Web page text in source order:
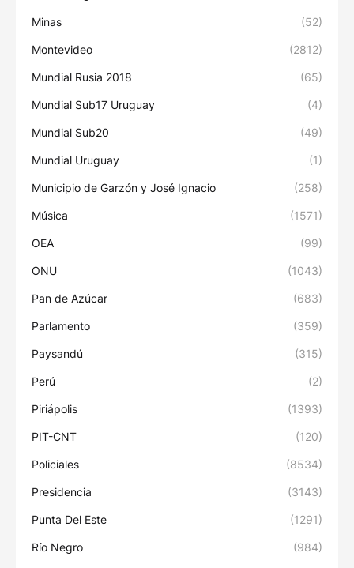
Minas (52)
Montevideo (2812)
Mundial Rusia 2018 (65)
Mundial Sub17 Uruguay (4)
Mundial Sub20 (49)
Mundial Uruguay (1)
Municipio de Garzón y José Ignacio (258)
Música (1571)
OEA (99)
ONU (1043)
Pan de Azúcar (683)
Parlamento (359)
Paysandú (315)
Perú (2)
Piriápolis (1393)
PIT-CNT (120)
Policiales (8534)
Presidencia (3143)
Punta Del Este (1291)
Río Negro (984)